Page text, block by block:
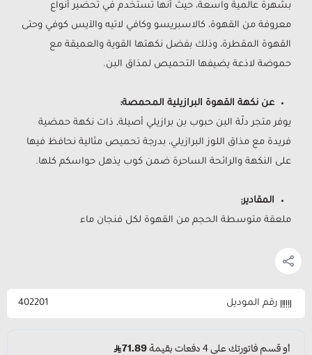
بشهرة عالمية واسعة، حيث أنها تستخدم في تحضير أنواع
معروفة من القهوة، كالاسبريسو وكافي لاتيه والآيس كوفي وحتى
القهوة المقطرة، وذلك بفضل نكهتها القوية والعميقة مع
حموضة لاذعة يضيفها التحميص لمذاق البن.
عن نكهة القهوة البرازيلية المحمصة:
يوفر متجر دلّة البن حبوب بن برازيلي أصيلة, ذات نكهة حمضية
فريدة مع مذاق اللوز البرازيلي، بدرجة تحميص مثالية نحافظ فيها
على النكهة والرائحة الساحرة ضمن كوب يذهل حواسكم كلها.
المقادير:
ملعقة متوسطة الحجم من القهوة لكل فنجان ماء
رقم الموديل 402201